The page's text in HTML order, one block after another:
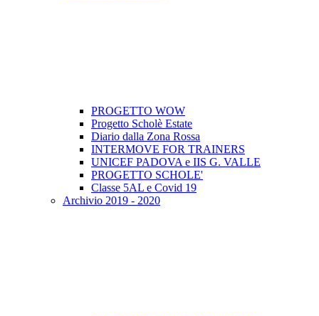
PROGETTO WOW
Progetto Scholè Estate
Diario dalla Zona Rossa
INTERMOVE FOR TRAINERS
UNICEF PADOVA e IIS G. VALLE
PROGETTO SCHOLE'
Classe 5AL e Covid 19
Archivio 2019 - 2020